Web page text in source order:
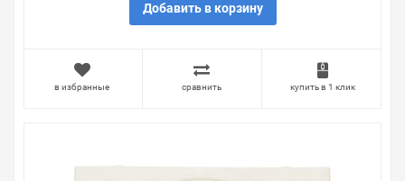
Добавить в корзину
в избранные сравнить купить в 1 клик